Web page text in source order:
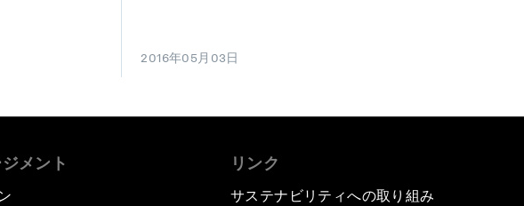
2016年05月03日
メント リンク
サステナビリティへの取り組み